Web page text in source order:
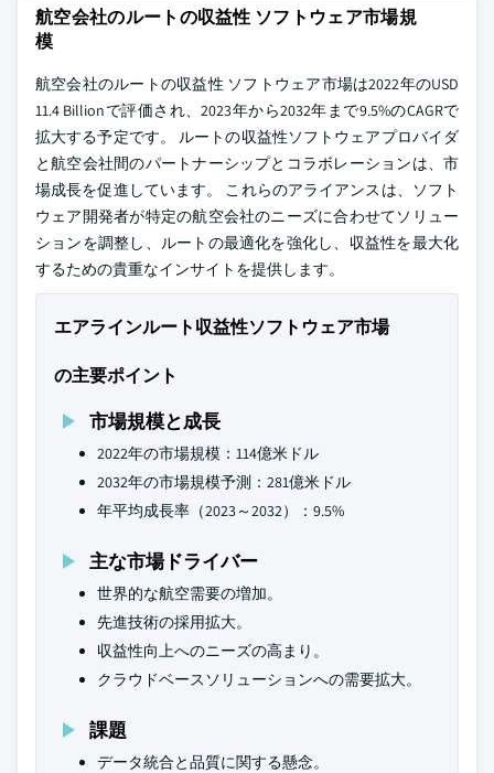
航空会社のルートの収益性 ソフトウェア市場規
模
航空会社のルートの収益性 ソフトウェア市場は2022年のUSD
11.4 Billionで評価され、2023年から2032年まで9.5%のCAGRで
拡大する予定です。 ルートの収益性ソフトウェアプロバイダ
と航空会社間のパートナーシップとコラボレーションは、市
場成長を促進しています。 これらのアライアンスは、ソフト
ウェア開発者が特定の航空会社のニーズに合わせてソリュー
ションを調整し、ルートの最適化を強化し、収益性を最大化
するための貴重なインサイトを提供します。
エアラインルート収益性ソフトウェア市場
の主要ポイント
市場規模と成長
2022年の市場規模：114億米ドル
2032年の市場規模予測：281億米ドル
年平均成長率（2023～2032）：9.5%
主な市場ドライバー
世界的な航空需要の増加。
先進技術の採用拡大。
収益性向上へのニーズの高まり。
クラウドベースソリューションへの需要拡大。
課題
データ統合と品質に関する懸念。